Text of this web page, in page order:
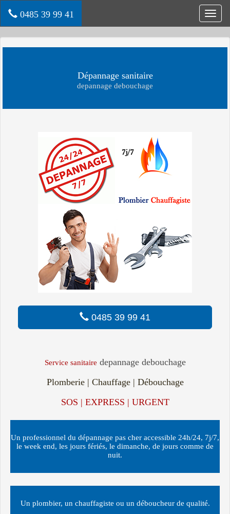
0485 39 99 41
Dépannage sanitaire
depannage debouchage
0485 39 99 41
Service sanitaire depannage debouchage
Plomberie | Chauffage | Débouchage
SOS | EXPRESS | URGENT
Un professionnel du dépannage pas cher accessible 24h/24, 7j/7,
le week end, les jours fériés, le dimanche, de jours comme de
nuit.
Un plombier, un chauffagiste ou un déboucheur de qualité.